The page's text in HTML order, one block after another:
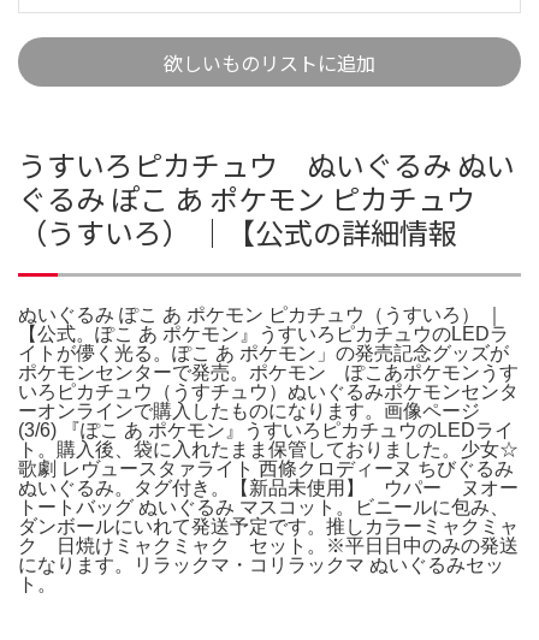
欲しいものリストに追加
うすいろピカチュウ ぬいぐるみ ぬい
ぐるみ ぽこ あ ポケモン ピカチュウ
（うすいろ） ｜【公式の詳細情報
ぬいぐるみ ぽこ あ ポケモン ピカチュウ（うすいろ） ｜
【公式。ぽこ あ ポケモン』うすいろピカチュウのLEDラ
イトが儚く光る。ぽこ あ ポケモン」の発売記念グッズが
ポケモンセンターで発売。ポケモン ぽこあポケモンうす
いろピカチュウ（うすチュウ）ぬいぐるみポケモンセンタ
ーオンラインで購入したものになります。画像ページ
(3/6) 『ぽこ あ ポケモン』うすいろピカチュウのLEDライ
ト。購入後、袋に入れたまま保管しておりました。少女☆
歌劇 レヴュースタァライト 西條クロディーヌ ちびぐるみ
ぬいぐるみ。タグ付き。【新品未使用】 ウパー ヌオー
トートバッグ ぬいぐるみ マスコット。ビニールに包み、
ダンボールにいれて発送予定です。推しカラーミャクミャ
ク 日焼けミャクミャク セット。※平日日中のみの発送
になります。リラックマ・コリラックマ ぬいぐるみセッ
ト。